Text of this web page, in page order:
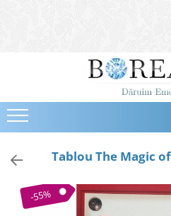
Bijuterii
Cercei
Bratari
Coliere
Brose
Tiare
Tablou The Magic
-55%